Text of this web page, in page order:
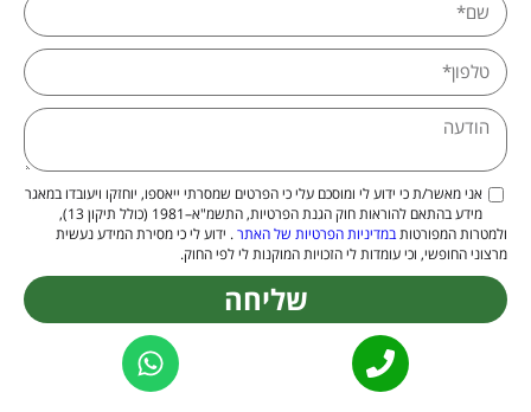
אני מאשר/ת כי ידוע לי ומוסכם עלי כי הפרטים שמסרתי ייאספו, יוחזקו ויעובדו במאגר
מידע בהתאם להוראות חוק הגנת הפרטיות, התשמ"א–1981 (כולל תיקון 13),
ולמטרות המפורטותבמדיניות הפרטיות של האתר. ידוע לי כי מסירת המידע נעשית
מרצוני החופשי, וכי עומדות לי הזכויות המוקנות לי לפי החוק.
שליחה